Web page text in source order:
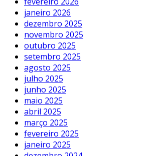
janeiro 2026
dezembro 2025
novembro 2025
outubro 2025
setembro 2025
agosto 2025
julho 2025
junho 2025
maio 2025
abril 2025
março 2025
fevereiro 2025
janeiro 2025